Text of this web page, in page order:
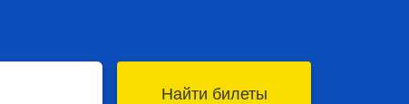
Найти билеты